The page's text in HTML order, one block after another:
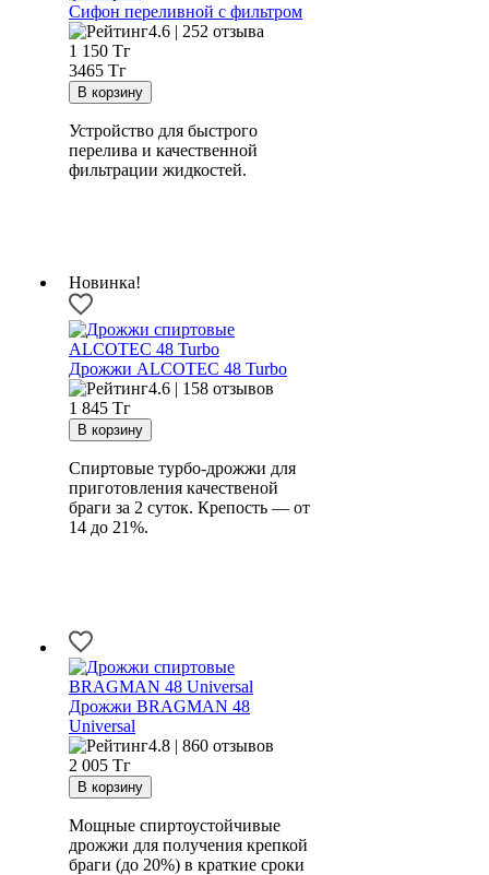
Сифон переливной с фильтром
4.6 | 252 отзыва
1 150 Тг
3465 Тг
Устройство для быстрого
перелива и качественной
фильтрации жидкостей.
Новинка!
Дрожжи ALCOTEC 48 Turbo
4.6 | 158 отзывов
1 845 Тг
Спиртовые турбо-дрожжи для
приготовления качественой
браги за 2 суток. Крепость — от
14 до 21%.
Дрожжи BRAGMAN 48
Universal
4.8 | 860 отзывов
2 005 Тг
Мощные спиртоустойчивые
дрожжи для получения крепкой
браги (до 20%) в краткие сроки